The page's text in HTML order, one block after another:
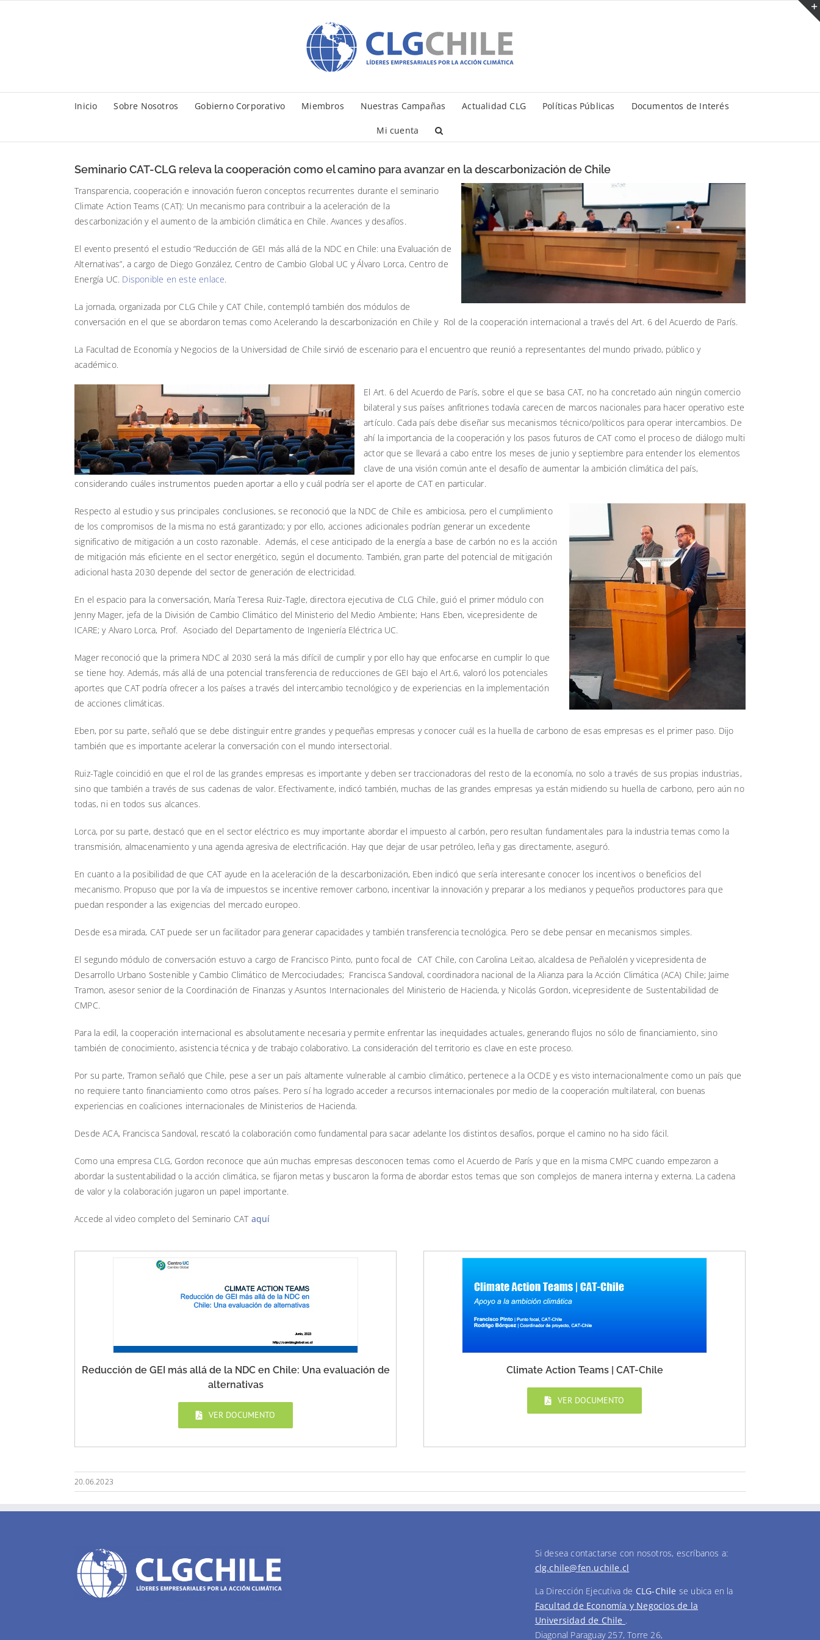
Inicio Sobre Nosotros Gobierno Corporativo Miembros Nuestras Campañas Actualidad CLG Políticas Públicas Documentos de Interés
Mi cuenta
Seminario CAT-CLG releva la cooperación como el camino para avanzar en la descarbonización de Chile
Transparencia, cooperación e innovación fueron conceptos recurrentes durante el seminario
Climate Action Teams (CAT): Un mecanismo para contribuir a la aceleración de la
descarbonización y el aumento de la ambición climática en Chile. Avances y desafíos.
El evento presentó el estudio “Reducción de GEI más allá de la NDC en Chile: una Evaluación de
Alternativas”, a cargo de Diego González, Centro de Cambio Global UC y Álvaro Lorca, Centro de
Energía UC. Disponible en este enlace.
La jornada, organizada por CLG Chile y CAT Chile, contempló también dos módulos de
conversación en el que se abordaron temas como Acelerando la descarbonización en Chile y Rol de la cooperación internacional a través del Art. 6 del Acuerdo de París.
La Facultad de Economía y Negocios de la Universidad de Chile sirvió de escenario para el encuentro que reunió a representantes del mundo privado, público y
académico.
El Art. 6 del Acuerdo de París, sobre el que se basa CAT, no ha concretado aún ningún comercio
bilateral y sus países anfitriones todavía carecen de marcos nacionales para hacer operativo este
artículo. Cada país debe diseñar sus mecanismos técnico/políticos para operar intercambios. De
ahí la importancia de la cooperación y los pasos futuros de CAT como el proceso de diálogo multi
actor que se llevará a cabo entre los meses de junio y septiembre para entender los elementos
clave de una visión común ante el desafío de aumentar la ambición climática del país,
considerando cuáles instrumentos pueden aportar a ello y cuál podría ser el aporte de CAT en particular.
Respecto al estudio y sus principales conclusiones, se reconoció que la NDC de Chile es ambiciosa, pero el cumplimiento
de los compromisos de la misma no está garantizado; y por ello, acciones adicionales podrían generar un excedente
significativo de mitigación a un costo razonable. Además, el cese anticipado de la energía a base de carbón no es la acción
de mitigación más eficiente en el sector energético, según el documento. También, gran parte del potencial de mitigación
adicional hasta 2030 depende del sector de generación de electricidad.
En el espacio para la conversación, María Teresa Ruiz-Tagle, directora ejecutiva de CLG Chile, guió el primer módulo con
Jenny Mager, jefa de la División de Cambio Climático del Ministerio del Medio Ambiente; Hans Eben, vicepresidente de
ICARE; y Alvaro Lorca, Prof. Asociado del Departamento de Ingeniería Eléctrica UC.
Mager reconoció que la primera NDC al 2030 será la más difícil de cumplir y por ello hay que enfocarse en cumplir lo que
se tiene hoy. Además, más allá de una potencial transferencia de reducciones de GEI bajo el Art.6, valoró los potenciales
aportes que CAT podría ofrecer a los países a través del intercambio tecnológico y de experiencias en la implementación
de acciones climáticas.
Eben, por su parte, señaló que se debe distinguir entre grandes y pequeñas empresas y conocer cuál es la huella de carbono de esas empresas es el primer paso. Dijo
también que es importante acelerar la conversación con el mundo intersectorial.
Ruiz-Tagle coincidió en que el rol de las grandes empresas es importante y deben ser traccionadoras del resto de la economía, no solo a través de sus propias industrias,
sino que también a través de sus cadenas de valor. Efectivamente, indicó también, muchas de las grandes empresas ya están midiendo su huella de carbono, pero aún no
todas, ni en todos sus alcances.
Lorca, por su parte, destacó que en el sector eléctrico es muy importante abordar el impuesto al carbón, pero resultan fundamentales para la industria temas como la
transmisión, almacenamiento y una agenda agresiva de electrificación. Hay que dejar de usar petróleo, leña y gas directamente, aseguró.
En cuanto a la posibilidad de que CAT ayude en la aceleración de la descarbonización, Eben indicó que sería interesante conocer los incentivos o beneficios del
mecanismo. Propuso que por la vía de impuestos se incentive remover carbono, incentivar la innovación y preparar a los medianos y pequeños productores para que
puedan responder a las exigencias del mercado europeo.
Desde esa mirada, CAT puede ser un facilitador para generar capacidades y también transferencia tecnológica. Pero se debe pensar en mecanismos simples.
El segundo módulo de conversación estuvo a cargo de Francisco Pinto, punto focal de CAT Chile, con Carolina Leitao, alcaldesa de Peñalolén y vicepresidenta de
Desarrollo Urbano Sostenible y Cambio Climático de Mercociudades; Francisca Sandoval, coordinadora nacional de la Alianza para la Acción Climática (ACA) Chile; Jaime
Tramon, asesor senior de la Coordinación de Finanzas y Asuntos Internacionales del Ministerio de Hacienda, y Nicolás Gordon, vicepresidente de Sustentabilidad de
CMPC.
Para la edil, la cooperación internacional es absolutamente necesaria y permite enfrentar las inequidades actuales, generando flujos no sólo de financiamiento, sino
también de conocimiento, asistencia técnica y de trabajo colaborativo. La consideración del territorio es clave en este proceso.
Por su parte, Tramon señaló que Chile, pese a ser un país altamente vulnerable al cambio climático, pertenece a la OCDE y es visto internacionalmente como un país que
no requiere tanto financiamiento como otros países. Pero sí ha logrado acceder a recursos internacionales por medio de la cooperación multilateral, con buenas
experiencias en coaliciones internacionales de Ministerios de Hacienda.
Desde ACA, Francisca Sandoval, rescató la colaboración como fundamental para sacar adelante los distintos desafíos, porque el camino no ha sido fácil.
Como una empresa CLG, Gordon reconoce que aún muchas empresas desconocen temas como el Acuerdo de París y que en la misma CMPC cuando empezaron a
abordar la sustentabilidad o la acción climática, se fijaron metas y buscaron la forma de abordar estos temas que son complejos de manera interna y externa. La cadena
de valor y la colaboración jugaron un papel importante.
Accede al video completo del Seminario CAT aquí
Reducción de GEI más allá de la NDC en Chile: Una evaluación de
alternativas
VER DOCUMENTO
Climate Action Teams | CAT-Chile
VER DOCUMENTO
20.06.2023
Si desea contactarse con nosotros, escríbanos a:
clg.chile@fen.uchile.cl
La Dirección Ejecutiva de CLG-Chile se ubica en la
Facultad de Economía y Negocios de la
Universidad de Chile .
Diagonal Paraguay 257, Torre 26,